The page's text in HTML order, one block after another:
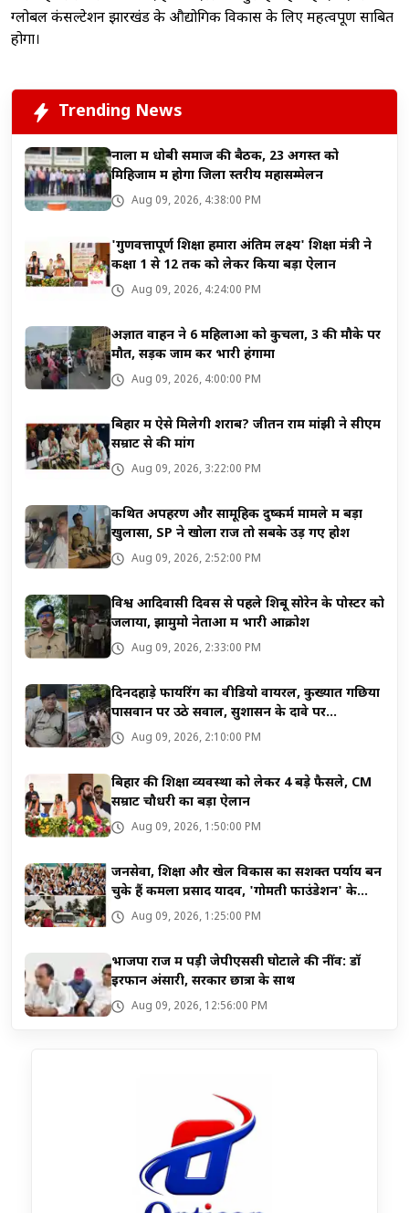
ग्लोबल कंसल्टेशन झारखंड के औद्योगिक विकास के लिए महत्वपूर्ण साबित
होगा।
Trending News
नाला में धोबी समाज की बैठक, 23 अगस्त को
मिहिजाम में होगा जिला स्तरीय महासम्मेलन
Aug 09, 2026, 4:38:00 PM
'गुणवत्तापूर्ण शिक्षा हमारा अंतिम लक्ष्य' शिक्षा मंत्री ने
कक्षा 1 से 12 तक को लेकर किया बड़ा ऐलान
Aug 09, 2026, 4:24:00 PM
अज्ञात वाहन ने 6 महिलाओं को कुचला, 3 की मौके पर
मौत, सड़क जाम कर भारी हंगामा
Aug 09, 2026, 4:00:00 PM
बिहार में ऐसे मिलेगी शराब? जीतन राम मांझी ने सीएम
सम्राट से की मांग
Aug 09, 2026, 3:22:00 PM
कथित अपहरण और सामूहिक दुष्कर्म मामले में बड़ा
खुलासा, SP ने खोला राज तो सबके उड़ गए होश
Aug 09, 2026, 2:52:00 PM
विश्व आदिवासी दिवस से पहले शिबू सोरेन के पोस्टर को
जलाया, झामुमो नेताओं में भारी आक्रोश
Aug 09, 2026, 2:33:00 PM
दिनदहाड़े फायरिंग का वीडियो वायरल, कुख्यात गछिया
पासवान पर उठे सवाल, सुशासन के दावे पर...
Aug 09, 2026, 2:10:00 PM
बिहार की शिक्षा व्यवस्था को लेकर 4 बड़े फैसले, CM
सम्राट चौधरी का बड़ा ऐलान
Aug 09, 2026, 1:50:00 PM
जनसेवा, शिक्षा और खेल विकास का सशक्त पर्याय बन
चुके हैं कमला प्रसाद यादव, 'गोमती फाउंडेशन' के
माध्यम से जनसेवा की अनूठी मिसाल
Aug 09, 2026, 1:25:00 PM
भाजपा राज में पड़ी जेपीएससी घोटाले की नींव: डॉ
इरफान अंसारी, सरकार छात्रों के साथ
Aug 09, 2026, 12:56:00 PM